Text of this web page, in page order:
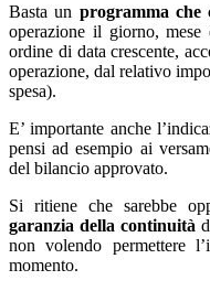
Basta un programma che
operazione il giorno,
ordine di data crescente,
operazione, dal relativo
spesa).
E’ importante anche
pensi ad esempio ai
del bilancio approvato.
Si ritiene che sarebbe
garanzia della continuità
non volendo permettere
momento.